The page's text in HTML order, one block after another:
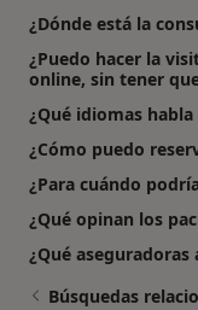
¿Dónde está la
¿Puedo hacer la
online, sin tener
¿Qué idiomas
¿Cómo puedo
¿Para cuándo
¿Qué opinan los
¿Qué aseguradoras
Búsquedas